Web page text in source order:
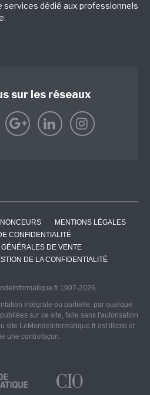
services dédié aux professionnels
sur les réseaux
MENTIONS LÉGALES
CONFIDENTIALITÉ
DE VENTE
DE LA CONFIDENTIALITÉ
1997-2026
intégrale ou partielle, par quelque
sur ce site, faite sans l'autorisation
site LeMondeInformatique.fr est illicite et
une contrefaçon.